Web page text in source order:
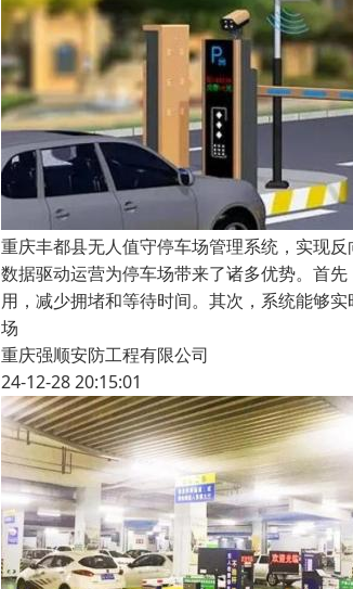
重庆丰都县无人值守停车场管理系统，实现
数据驱动运营为停车场带来了诸多优势。首
用，减少拥堵和等待时间。其次，系统能够
场
重庆强顺安防工程有限公司
24-12-28 20:15:01